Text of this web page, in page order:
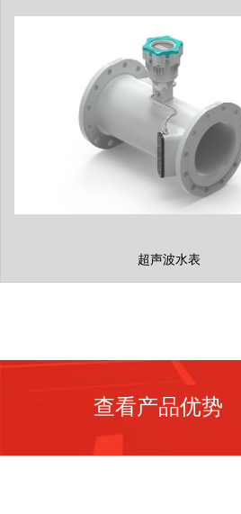
超声波水表
查看产品优势